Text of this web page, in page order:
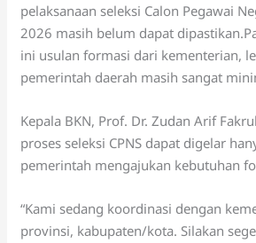
pelaksanaan seleksi Calon Pegawai
2026 masih belum dapat
ini usulan formasi dari kementerian,
pemerintah daerah masih sangat
Kepala BKN, Prof. Dr. Zudan Arif
proses seleksi CPNS dapat digelar
pemerintah mengajukan kebutuhan
“Kami sedang koordinasi dengan
provinsi, kabupaten/kota. Silakan